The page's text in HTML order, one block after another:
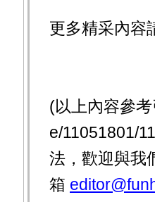
更多精采內容
(以上內容參
e/11051801/
法，歡迎與我
箱